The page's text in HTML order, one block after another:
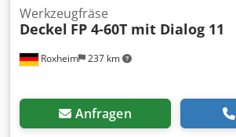
Roxheim 237 km
Werkzeugfräse
Deckel FP 4-60T mit Dialog 11
Anfragen